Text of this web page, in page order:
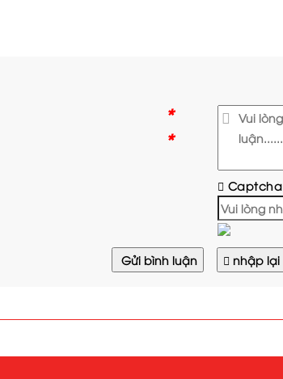
*
*
Captcha
Gửi bình luận nhập lại